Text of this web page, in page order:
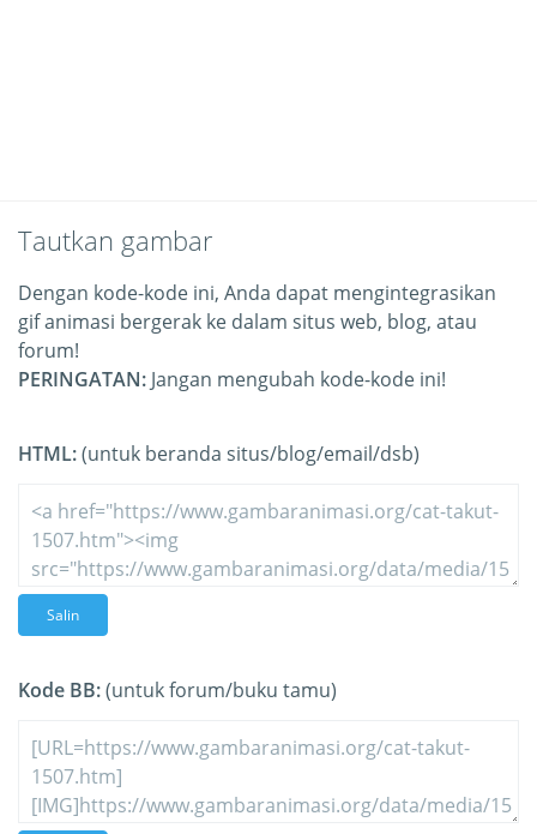
Tautkan gambar
Dengan kode-kode ini, Anda dapat mengintegrasikan
gif animasi bergerak ke dalam situs web, blog, atau
forum!
PERINGATAN: Jangan mengubah kode-kode ini!
HTML:(untuk beranda situs/blog/email/dsb)
Salin
Kode BB:(untuk forum/buku tamu)